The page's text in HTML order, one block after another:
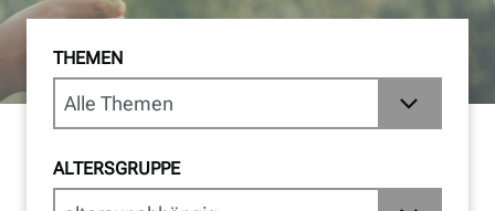
THEMEN
ALTERSGRUPPE